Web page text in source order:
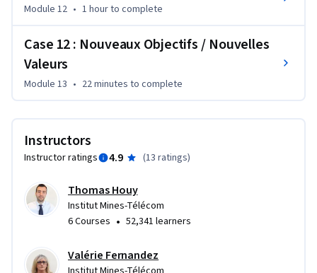
Module 12 • 1 hourto complete
Case 12 : Nouveaux Objectifs / Nouvelles
Valeurs
Module 13 • 22 minutes to complete
Instructors
Instructor ratings 4.9 (13 ratings)
Thomas Houy
Institut Mines-Télécom
6 Courses • 52,341 learners
Valérie Fernandez